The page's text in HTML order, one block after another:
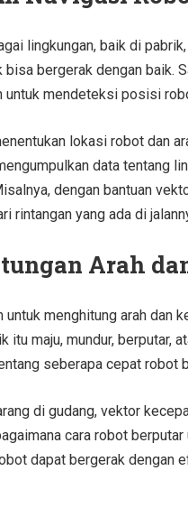
lingkungan, baik di
bergerak dengan baik.
untuk mendeteksi posisi
lokasi robot dan
data tentang
dengan bantuan
rintangan yang ada di
Arah
menghitung arah dan
itu maju, mundur, berputar,
seberapa cepat robot
di gudang, vektor
cara robot
dapat bergerak dengan